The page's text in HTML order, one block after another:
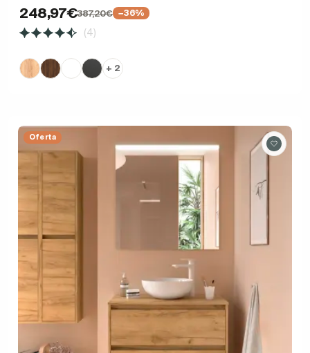
248,97€387,20€ −36%
(4)
+ 2
Oferta